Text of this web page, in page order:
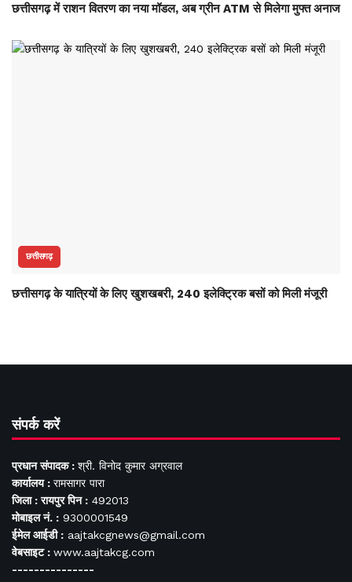
छत्तीसगढ़ में राशन वितरण का नया मॉडल, अब ग्रीन ATM से मिलेगा मुफ्त अनाज
छत्तीसगढ़
छत्तीसगढ़ के यात्रियों के लिए खुशखबरी, 240 इलेक्ट्रिक बसों को मिली मंजूरी
संपर्क करें
प्रधान संपादक : श्री. विनोद कुमार अग्रवाल
कार्यालय : रामसागर पारा
जिला : रायपुर पिन : 492013
मोबाइल नं. : 9300001549
ईमेल आईडी : aajtakcgnews@gmail.com
वेबसाइट : www.aajtakcg.com
---------------